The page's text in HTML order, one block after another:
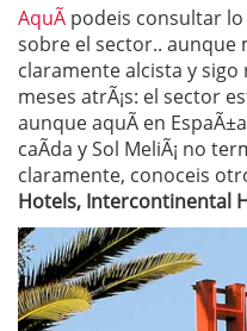
AquÃ­ podeis consultar
sobre el sector.. aunque
claramente alcista y
meses atrÃ¡s: el sector
aunque aquÃ­ en
caÃ­da y Sol MeliÃ¡ no
claramente, conoceis
Hotels, Intercontinental